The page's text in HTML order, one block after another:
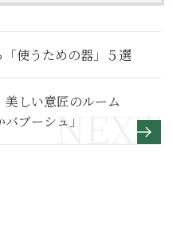
使うための器」５選
しい意匠のルーム
ブーシュ」